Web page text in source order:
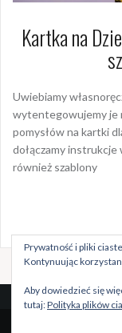
Kartka na
Uwiebiamy
wytentegowujemy je
pomysłów na kartki
dołączamy instrukcje
również szablony
Prywatność i pliki
Kontynuując
Aby dowiedzieć się
tutaj:Polityka plików